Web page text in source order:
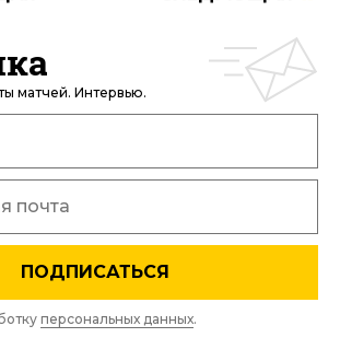
матчей. Интервью.
ПОДПИСАТЬСЯ
персональных данных.